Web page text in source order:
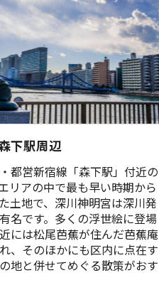
下駅周辺
都営新宿線「森下駅」付近の
リアの中で最も早い時期から
土地で、深川神明宮は深川発
名です。多くの浮世絵に登場
には松尾芭蕉が住んだ芭蕉庵
、そのほかにも区内に点在す
地と併せてめぐる散策がおす